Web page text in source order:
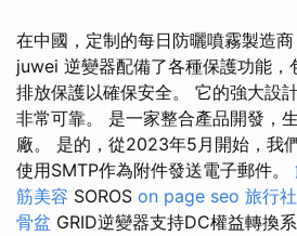
在中國，定制的每日防曬噴霧製造
juwei 逆變器配備了各種保護功能，
排放保護以確保安全。 它的強大設
非常可靠。 是一家整合產品開發，
廠。 是的，從2023年5月開始，我
使用SMTP作為附件發送電子郵件。
筋美容 SOROS on page seo 旅行
骨盆 GRID逆變器支持DC權益轉換